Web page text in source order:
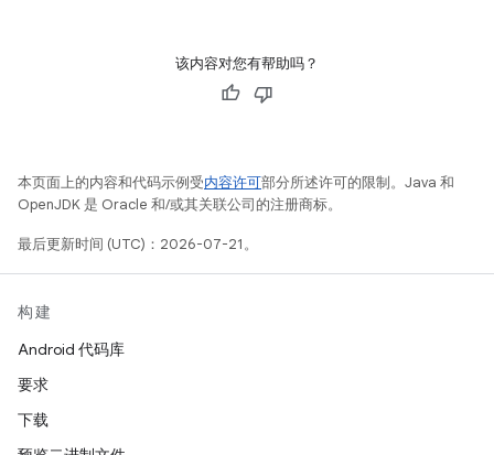
该内容对您有帮助吗？
本页面上的内容和代码示例受内容许可部分所述许可的限制。Java 和
OpenJDK 是 Oracle 和/或其关联公司的注册商标。
最后更新时间 (UTC)：2026-07-21。
构建
Android 代码库
要求
下载